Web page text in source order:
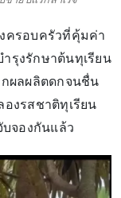
ครอบครัวที่คุ้มค่า
รุงรักษาต้นทุเรียน
กผลผลิตดกจนชื่น
งรสชาติทุเรียน
จองกันแล้ว